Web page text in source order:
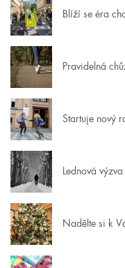
Blíží se éra
Pravidelná
Startuje nový
Lednová
Nadělte si k